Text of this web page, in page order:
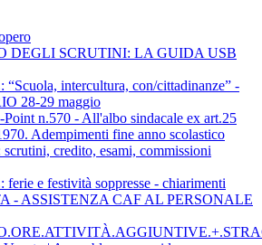
DEGLI SCRUTINI: LA GUIDA USB
intercultura, con/cittadinanze” -
28-29 maggio
Point n.570 - All'albo sindacale ex art.25
Adempimenti fine anno scolastico
scrutini, credito, esami, commissioni
e festività soppresse - chiarimenti
- ASSISTENZA CAF AL PERSONALE